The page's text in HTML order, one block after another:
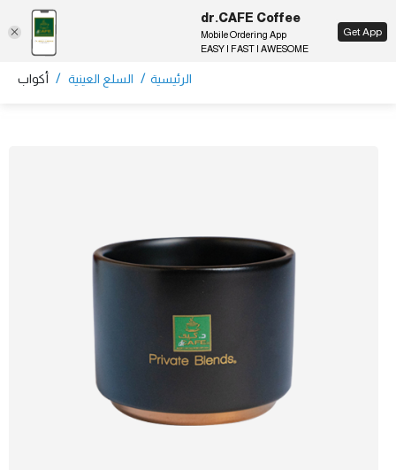
EN
الرئيسية / السلع العينية / أكواب
dr.CAFE Coffee
Mobile Ordering App
EASY | FAST | AWESOME
Get App